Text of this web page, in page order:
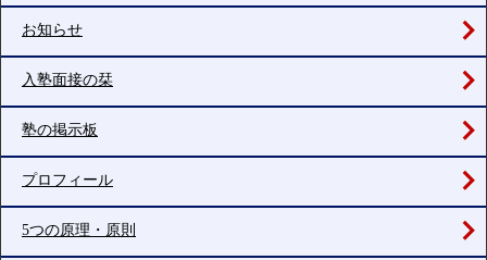
お知らせ
入塾面接の栞
塾の掲示板
プロフィール
5つの原理・原則